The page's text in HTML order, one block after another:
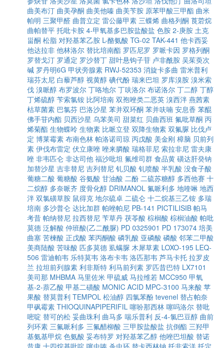
曲美布汀 曲美孕酮 曲美他嗪 曲美苄胺 原苯甲酸三甲酯 曲米
帕明 三聚甲醛 曲普立定 雷公藤甲素 三蝶烯 曲格列酮 莨菪烷
曲帕替平 托吡卡胺 4-甲氧基多巴胺盐酸盐 色胺 2-庚胺 土克
甾酮 松脂 对羟基苯乙胺 L-酪氨酸 TG-02 TAK-441 他卡西妥
他达拉非 他林洛尔 替比培南酯 罗匹尼罗 罗哌卡因 罗格列酮
罗替戈汀 罗通定 罗沙替丁 甜叶悬钩子苷 卢非酰胺 吴茱萸次
碱 罗丹明6G 甲状旁腺素 RWJ-52353 消旋卡多曲 雷米普利
瑞芬太尼 白藜芦醇 视黄醇 碘代酚 瑞来巴坦 罗库溴胺 溴米索
伐 溴哌醇 布罗波尔 丁咯地尔 丁呋洛尔 布诺洛尔 丁二醇 丁醇
丁烯硫醇 苄索氯铵 比阿培南 双孢唑类二恶英 溴西泮 燕茜素
枯草菌素 巴氯芬 巴洛沙星 苯并双环酮 苯并呋喃 安息香 苯醌
佛手苷内酯 贝西沙星 乌苯美司 甜菜红 贝曲西班 氟吡草酮 丙
烯菊酯 生物蝶呤 生物素 比哌立登 双降生物素 双氟脲 比伐卢
定 博莱霉素 布南色林 帕洛诺司琼 丙戊酸 美金刚 樟脑 贝前列
素 伊伐布雷定 伏立康唑 唑来膦酸 瑞格菲尼 索拉非尼 雷夫康
唑 非韦匹仑 非达司他 福沙吡坦 氟维司群 食品黄 磺达肝癸钠
加替沙星 吉非替尼 吉列替尼 钆贝酸 钆喷酸 半乳酸 没食子酸
葡糖二酸 葡糖酸 谷氨酸 甘油酸 二酚 二硫苏糖醇 多西他赛 十
二烷醇 多奈哌齐 度骨化醇 DRIMANOL 氟哌利多 地喹啉 地西
泮 双氯磺草胺 鼠得克 地尔硫卓 二硫仑 十二烷基三乙铵 多瑞
培南 多沙普仑 达比加群 帕唑帕尼 PB-141 PICTILISIB 帕马
考昔 帕纳替尼 拉西替尼 苄草丹 茯苓酸 棕榈酸 棕榈油酸 帕吡
莫德 泛解酸 仲班酸(乙二酰脲) PD 0325901 PD 173074 培美
曲塞 苦楝酸 正戊酸 苯丙酮酸 磷乳酸 亚磷酸 磷酸 邻苯二甲酸
美商陆酸 苦味酸 匹多莫德 虱螨脲 木犀草素 LOXO-195 LEQ-
506 雷迪帕韦 乐特莫韦 洛布卡韦 洛匹那韦 芦马卡托 拉罗皮
兰 拉坦前列腺素 利非斯特 利马前列素 罗匹昔巴特 LX7101
美司那 MHBMA 马里佐米 甲硫威 马拉维若 MCC950 甲氧
基-2-萘乙酸 甲基二磺酸 MONIC ACID MPC-3100 马来酸 苹
果酸 替莫普利 TEMPOL 松油醇 四氯苯酚 tevenel 替占帕奈
甲砜霉素 THIOQUINAPIPERIFIL 噻吩那西林 噻吗洛尔 替吡
嘧啶 替可的松 妥曲珠利 曲马多 喘乐普利 反-4-氯巴豆醇 曲前
列环素 三氟哌利多 三氟醋柳酸 三甲胺盐酸盐 抗倒酯 三羟甲
基氨基甲烷 色氨酸 妥布特罗 对羟基苯乙醇 他唑巴坦酸 替诺
昔康 十四烷基吡啶 噻虫嗪 杀虫环 替卡西林钠 托非索洋 托定